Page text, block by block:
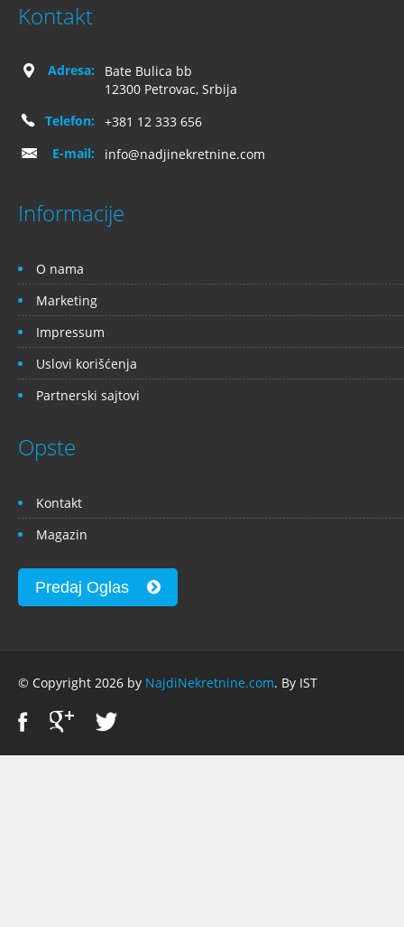
Kontakt
Adresa:
Bate Bulica bb
12300 Petrovac, Srbija
Telefon:
+381 12 333 656
E-mail:
info@nadjinekretnine.com
Informacije
O nama
Marketing
Impressum
Uslovi korišćenja
Partnerski sajtovi
Opste
Kontakt
Magazin
Predaj Oglas
© Copyright 2026 by NajdiNekretnine.com. By IST